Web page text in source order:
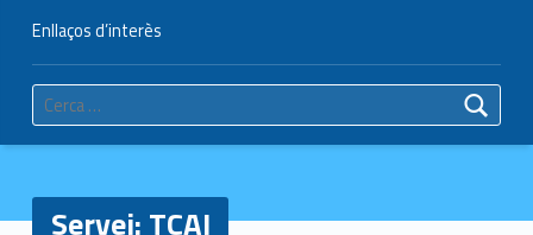
Enllaços d’interès
Cerca:
Servei: TCAI